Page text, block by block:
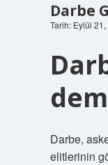
Darbe
Tarih: Eylül
Darbe,
elitlerinin